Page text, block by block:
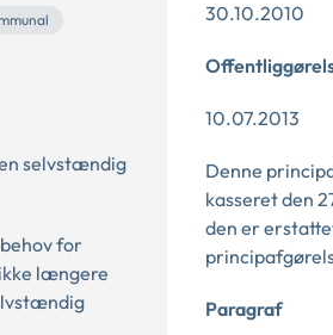
selvstændig
for
længere
30.10.2010
10.07.2013
Denne
kasseret den
den er
Paragraf